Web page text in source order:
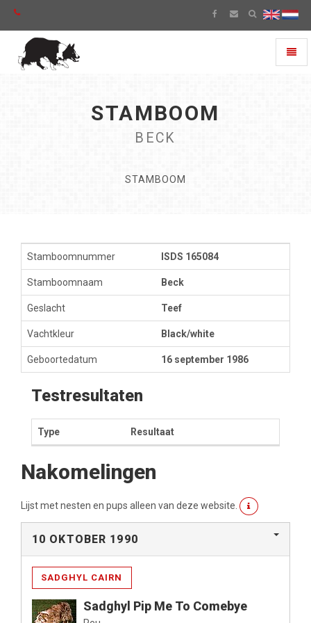
STAMBOOM
BECK
STAMBOOM
Stamboomnummer ISDS 165084
Stamboomnaam Beck
Geslacht Teef
Vachtkleur Black/white
Geboortedatum 16 september 1986
Testresultaten
Type Resultaat
Nakomelingen
Lijst met nesten en pups alleen van deze website.
10 OKTOBER 1990
SADGHYL CAIRN
Sadghyl Pip Me To Comebye